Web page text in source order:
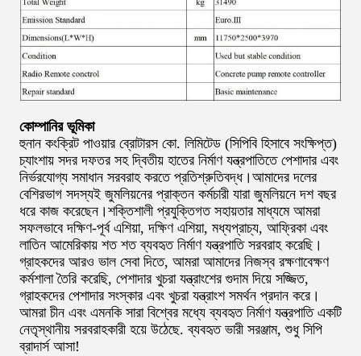
কোম্পানির ভূমিকা
হুনান কংক্রিট পাওয়ার ব্রোটারস কো. লিমিটেড (সিপিবি হিসাবে সংক্ষিপ্ত)
চ্যাংশায় সদর দফতর সহ দ্বিতীয় হাতের নির্মাণ যন্ত্রপাতিতে পেশাদার এবং
নির্ভরযোগ্য সমাধান সরবরাহ করতে প্রতিশ্রুতিবদ্ধ।আমাদের দলের
বেশিরভাগ সদস্যই জুমলিয়নের প্রাক্তন কর্মচারী যারা জুমলিয়নে দশ বছর
ধরে কাজ করেছেন।শক্তিশালী প্রযুক্তিগত সহায়তার মাধ্যমে আমরা
সফলভাবে দক্ষিণ-পূর্ব এশিয়া, দক্ষিণ এশিয়া, মধ্যপ্রাচ্য, আফ্রিকা এবং
লাতিন আমেরিকায় শত শত ব্যবহৃত নির্মাণ যন্ত্রপাতি সরবরাহ করেছি।
গ্রাহকদের আরও ভাল সেবা দিতে, আমরা আমাদের নিজস্ব রক্ষণাবেক্ষণ
কর্মশালা তৈরি করেছি, পেশাদার খুচরা যন্ত্রাংশের গুদাম দিয়ে সজ্জিত,
গ্রাহকদের পেশাদার সংস্কার এবং খুচরা যন্ত্রাংশ সমর্থন প্রদান করে।
আমরা চীন এবং এমনকি সারা বিশ্বের মধ্যে ব্যবহৃত নির্মাণ যন্ত্রপাতি একটি
নেতৃস্থানীয় সরবরাহকারী হয়ে উঠেছে. ব্যবহৃত ভারী সরঞ্জাম, শুধু সিপি
ব্রাদার্স আসা!